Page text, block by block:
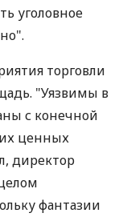
уголовное
торговли
"Уязвимы в
с конечной
ценных
директор
фантазии